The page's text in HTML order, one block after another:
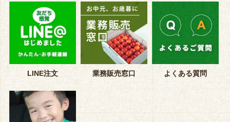
LINE注文 業務販売窓口 よくある質問